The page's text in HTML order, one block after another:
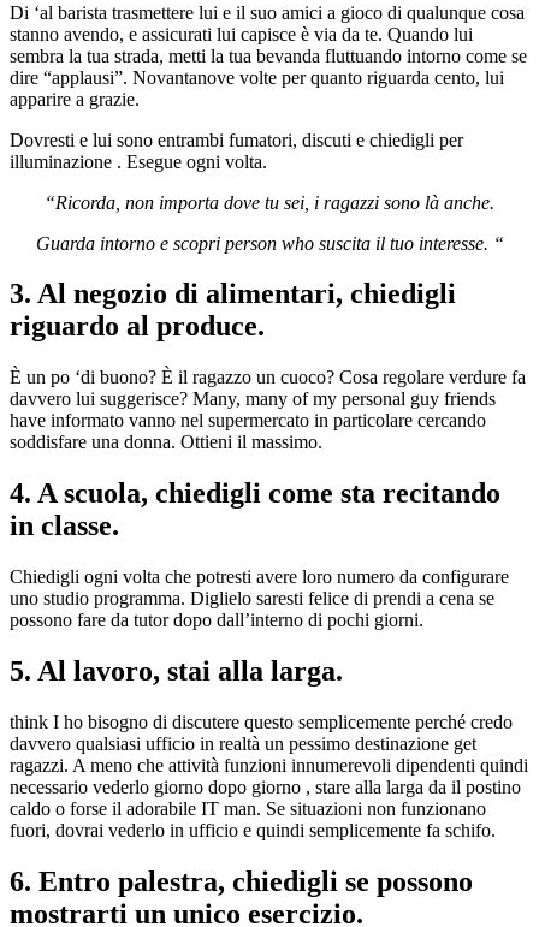
Di ‘al barista trasmettere lui e il suo amici a gioco di qualunque cosa
stanno avendo, e assicurati lui capisce è via da te. Quando lui
sembra la tua strada, metti la tua bevanda fluttuando intorno come se
dire “applausi”. Novantanove volte per quanto riguarda cento, lui
apparire a grazie.
Dovresti e lui sono entrambi fumatori, discuti e chiedigli per
illuminazione . Esegue ogni volta.
“Ricorda, non importa dove tu sei, i ragazzi sono là anche.
Guarda intorno e scopri person who suscita il tuo interesse. “
3. Al negozio di alimentari, chiedigli
riguardo al produce.
È un po ‘di buono? È il ragazzo un cuoco? Cosa regolare verdure fa
davvero lui suggerisce? Many, many of my personal guy friends
have informato vanno nel supermercato in particolare cercando
soddisfare una donna. Ottieni il massimo.
4. A scuola, chiedigli come sta recitando
in classe.
Chiedigli ogni volta che potresti avere loro numero da configurare
uno studio programma. Diglielo saresti felice di prendi a cena se
possono fare da tutor dopo dall’interno di pochi giorni.
5. Al lavoro, stai alla larga.
think I ho bisogno di discutere questo semplicemente perché credo
davvero qualsiasi ufficio in realtà un pessimo destinazione get
ragazzi. A meno che attività funzioni innumerevoli dipendenti quindi
necessario vederlo giorno dopo giorno , stare alla larga da il postino
caldo o forse il adorabile IT man. Se situazioni non funzionano
fuori, dovrai vederlo in ufficio e quindi semplicemente fa schifo.
6. Entro palestra, chiedigli se possono
mostrarti un unico esercizio.